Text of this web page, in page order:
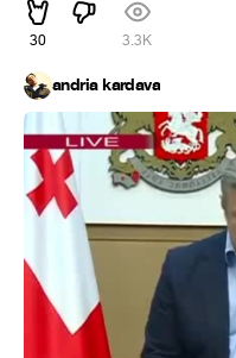
30 3.3K
andria kardava